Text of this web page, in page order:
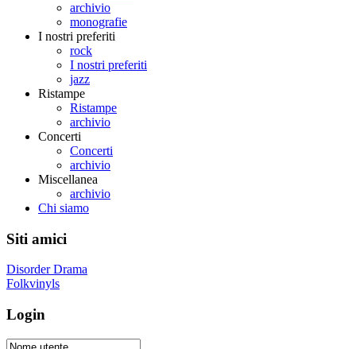
archivio
monografie
I nostri preferiti
rock
I nostri preferiti
jazz
Ristampe
Ristampe
archivio
Concerti
Concerti
archivio
Miscellanea
archivio
Chi siamo
Siti amici
Disorder Drama
Folkvinyls
Login